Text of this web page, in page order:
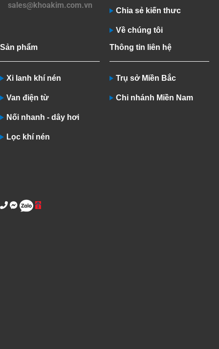
sales@khoakim.com.vn
Chia sẻ kiến thưc
Về chúng tôi
Sản phẩm
Xi lanh khí nén
Van điện từ
Nối nhanh - dây hơi
Lọc khí nén
Thông tin liên hệ
Trụ sở Miền Bắc
Chi nhánh Miền Nam